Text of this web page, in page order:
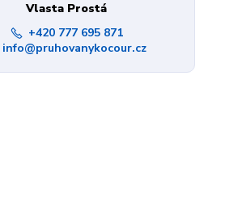
Vlasta Prostá
+420 777 695 871
info@pruhovanykocour.cz